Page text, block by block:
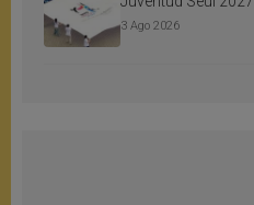
3 Ago 2026